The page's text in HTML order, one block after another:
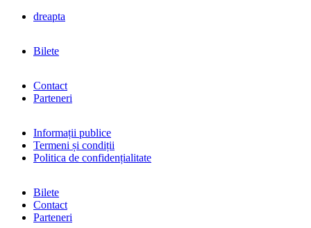
dreapta
Bilete
Contact
Parteneri
Informații publice
Termeni și condiții
Politica de confidențialitate
Bilete
Contact
Parteneri